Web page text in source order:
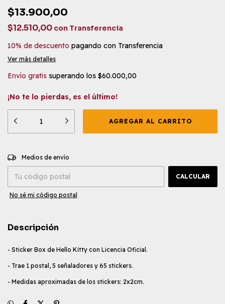
$13.900,00
$12.510,00 con Transferencia
10% de descuento pagando con Transferencia
Ver más detalles
Envío gratis superando los $60.000,00
¡No te lo pierdas, es el último!
Entregas para el CP:
Medios de envío
CALCULAR
No sé mi código postal
Descripción
- Sticker Box de Hello Kitty con Licencia Oficial.
- Trae 1 postal, 5 señaladores y 65 stickers.
- Medidas aproximadas de los stickers: 2x2cm.